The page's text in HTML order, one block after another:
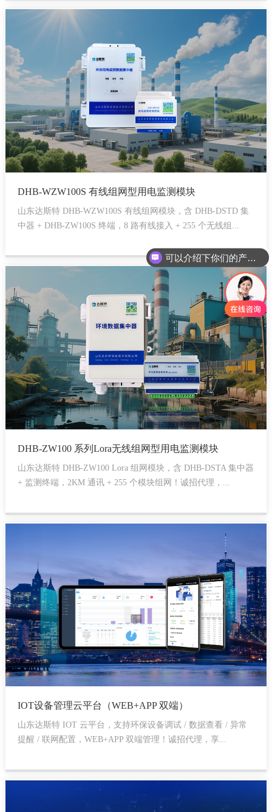
DHB-WZW100S 有线组网型用电监测模块
山东达斯特 DHB-WZW100S 有线组网模块，含 DHB-DSTD 集
中器 + DHB-ZW100S 终端，8 路有线接入 + 255 个无线组...
DHB-ZW100 系列Lora无线组网型用电监测模块
山东达斯特 DHB-ZW100 Lora 组网模块，含 DHB-DSTA 集中器
+ 监测终端，2KM 通讯 + 255 个模块组网！诚招代理，...
IOT设备管理云平台（WEB+APP 双端）
山东达斯特 IOT 云平台，支持环保设备调试 / 数据查看 / 异常
提醒 / 联网配置，WEB+APP 双端管理！诚招代理，享...
可以介绍下你们的产品么